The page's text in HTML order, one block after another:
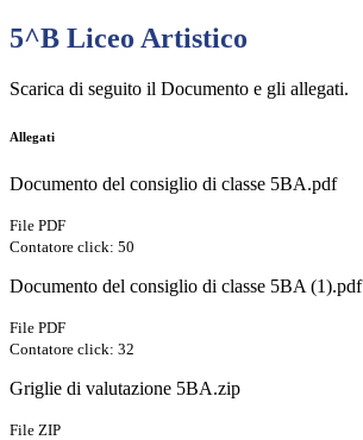
5^B Liceo Artistico
Scarica di seguito il Documento e gli allegati.
Allegati
Documento del consiglio di classe 5BA.pdf
File PDF
Contatore click: 50
Documento del consiglio di classe 5BA (1).pdf
File PDF
Contatore click: 32
Griglie di valutazione 5BA.zip
File ZIP